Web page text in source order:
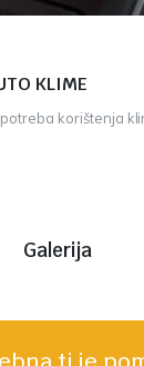
KLIME
korištenja
Galerija